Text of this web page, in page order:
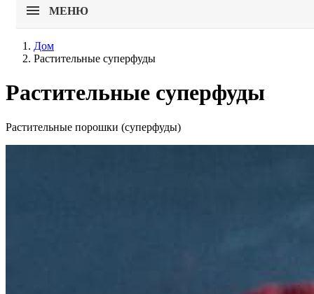
МЕНЮ
Дом
Растительные суперфуды
Растительные суперфуды
Растительные порошки (суперфуды)